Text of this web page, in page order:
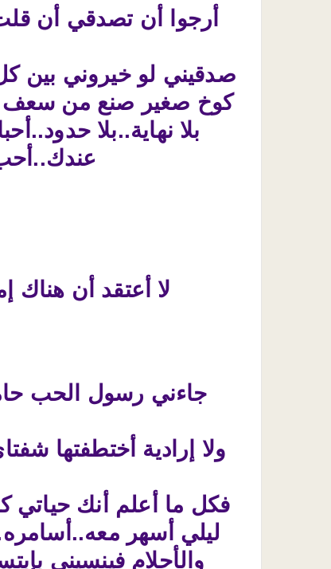
أرجوا أن تصدقي أن
صدقيني لو خيروني بين
كوخ صغير صنع من سعف
بلا نهاية..بلا
لا أعتقد أن هناك
جاءني رسول الحب
ولا إرادية أختطفتها
فكل ما أعلم أنك حياتي
ليلي أسهر
والأحلام فينسيني